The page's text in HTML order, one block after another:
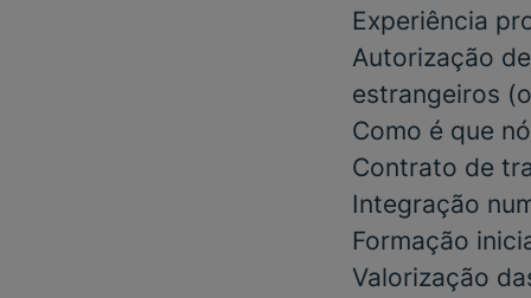
Experiência
Autorização
estrangeiros
Como é que
Contrato de
Integração
Formação
Valorização